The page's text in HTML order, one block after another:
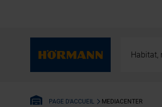
Habitat,
PAGE D'ACCUEIL MEDIACENTER